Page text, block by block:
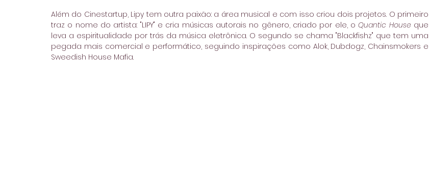
Além do Cinestartup, Lipy tem outra paixão: a área musical e com isso criou dois projetos. O primeiro
traz o nome do artista: "LIPY" e cria músicas autorais no gênero, criado por ele, o Quantic House que
leva a espiritualidade por trás da música eletrônica. O segundo se chama "Blackfishz" que tem uma
pegada mais comercial e performático, seguindo inspirações como Alok, Dubdogz, Chainsmokers e
Sweedish House Mafia.